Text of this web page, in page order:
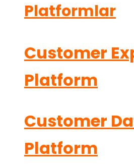
Platformlar
Customer
Platform
Customer
Platform